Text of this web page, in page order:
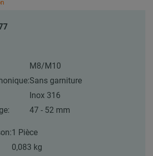
M8/M10
Sans garniture
Inox 316
47 - 52 mm
1 Pièce
0,083 kg